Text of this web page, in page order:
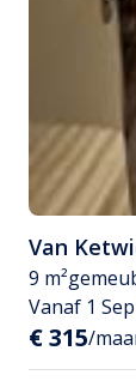
Van
9 m²
Vanaf 1
€ 315/